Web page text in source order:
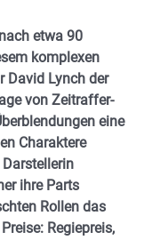
etwa 90
komplexen
David Lynch der
von Zeitraffer-
eine
Charaktere
ihre Parts
Rollen das
Regiepreis,